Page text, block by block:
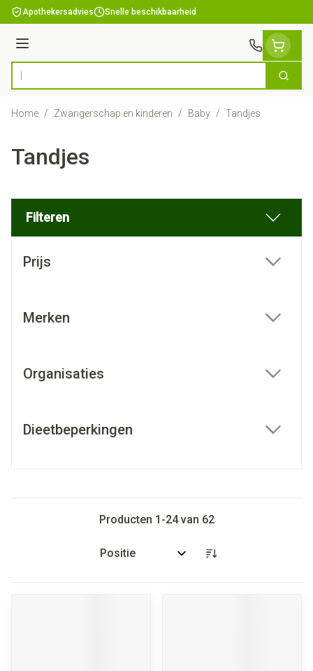
Ga naar de inhoud
Apothekersadvies Snelle beschikbaarheid
Menu
Product, merk, categorie... Zoek
Home / Zwangerschap en kinderen / Baby / Tandjes
Tandjes
Filteren
Prijs
Merken
Organisaties
Dieetbeperkingen
Producten 1 -24van 62
Sorteer op: